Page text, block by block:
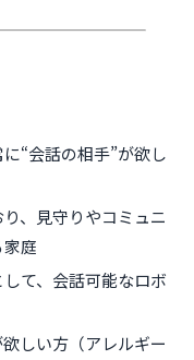
“会話の相手”が欲し
、見守りやコミュニ
庭
て、会話可能なロボ
しい方（アレルギー